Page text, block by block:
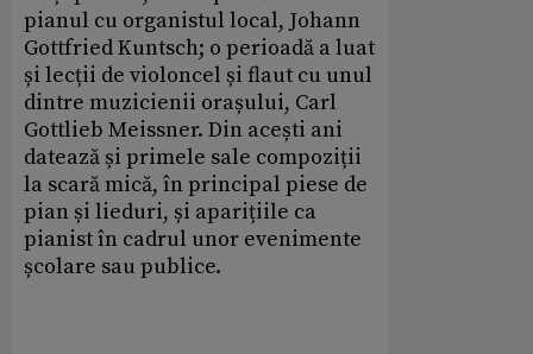
pianul cu organistul local, Johann
Gottfried Kuntsch; o perioadă a luat
și lecții de violoncel și flaut cu unul
dintre muzicienii orașului, Carl
Gottlieb Meissner. Din acești ani
datează și primele sale compoziții
la scară mică, în principal piese de
pian și lieduri, și aparițiile ca
pianist în cadrul unor evenimente
școlare sau publice.